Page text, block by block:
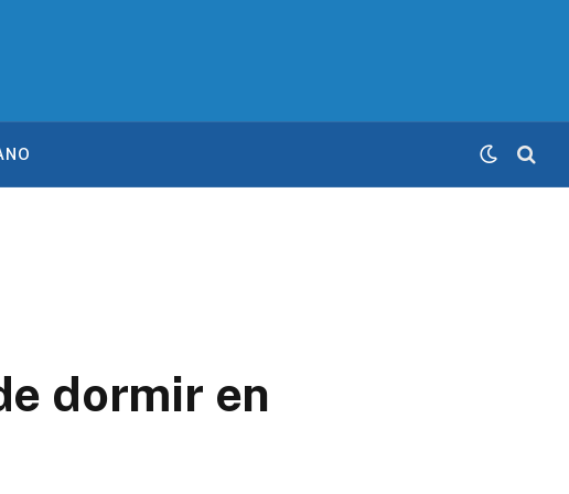
dormir en